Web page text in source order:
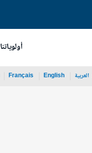
أولوياتنا
العربية English
Français